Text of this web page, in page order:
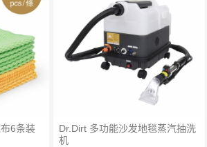
6条装
Dr.Dirt 多功能沙发地毯蒸汽抽洗
机